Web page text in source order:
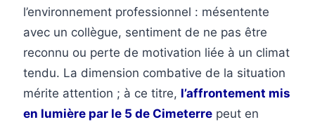
l’environnement professionnel : mésentente
avec un collègue, sentiment de ne pas être
reconnu ou perte de motivation liée à un climat
tendu. La dimension combative de la situation
mérite attention ; à ce titre, l’affrontement mis
en lumière par le 5 de Cimeterre peut en